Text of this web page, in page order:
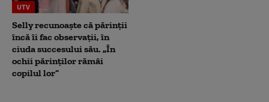
UTV
Selly recunoaște că părinții
încă îi fac observații, în
ciuda succesului său. „În
ochii părinților rămâi
copilul lor”